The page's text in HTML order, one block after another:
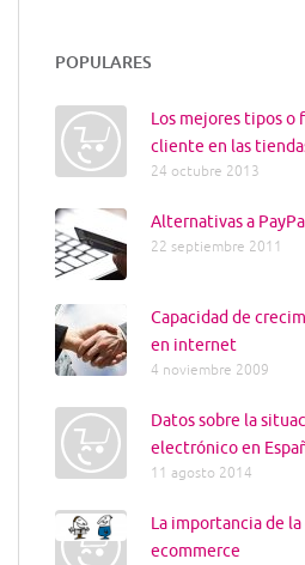
POPULARES
Los mejores tipos o
cliente en las
24 octubre 2013
Alternativas a
22 septiembre 2011
Capacidad de
en internet
4 noviembre 2009
Datos sobre la
electrónico en
11 agosto 2014
La importancia de
ecommerce